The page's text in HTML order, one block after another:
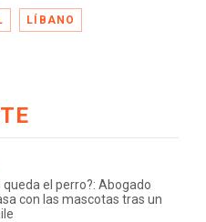
LÍBANO
queda el perro?: Abogado
con las mascotas tras un